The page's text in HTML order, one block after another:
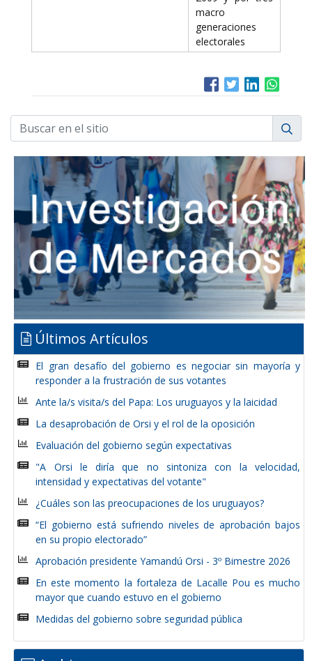
macro
generaciones
electorales
Últimos Artículos
El gran desafío del gobierno es negociar sin mayoría y
responder a la frustración de sus votantes
Ante la/s visita/s del Papa: Los uruguayos y la laicidad
La desaprobación de Orsi y el rol de la oposición
Evaluación del gobierno según expectativas
"A Orsi le diría que no sintoniza con la velocidad,
intensidad y expectativas del votante"
¿Cuáles son las preocupaciones de los uruguayos?
“El gobierno está sufriendo niveles de aprobación bajos
en su propio electorado”
Aprobación presidente Yamandú Orsi - 3º Bimestre 2026
En este momento la fortaleza de Lacalle Pou es mucho
mayor que cuando estuvo en el gobierno
Medidas del gobierno sobre seguridad pública